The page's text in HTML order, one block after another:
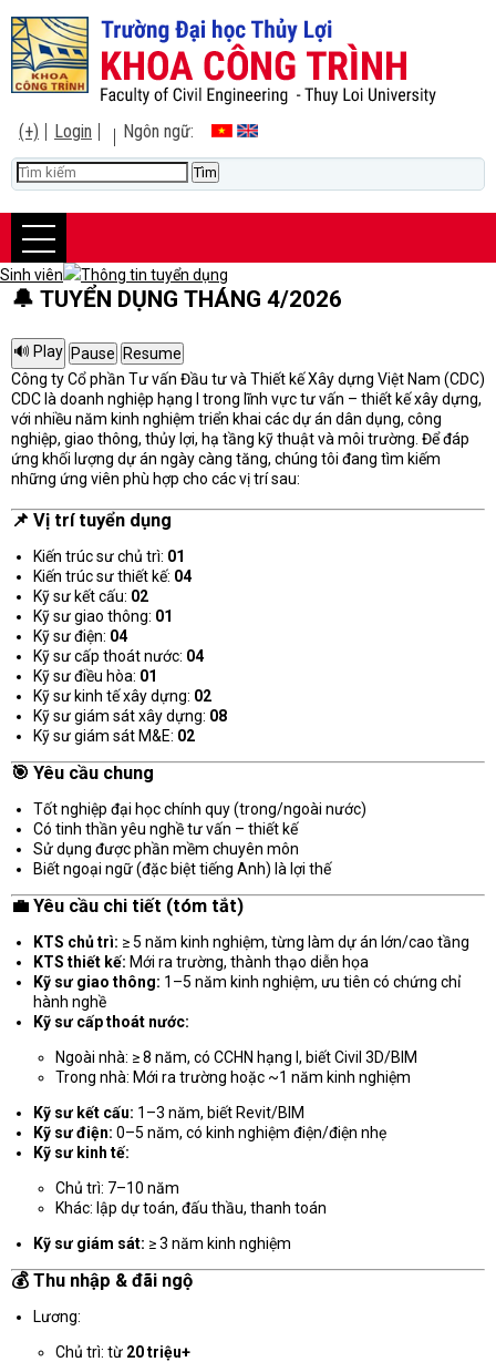
(+) Login Ngôn ngữ:
Sinh viên Thông tin tuyển dụng
🔔 TUYỂN DỤNG THÁNG 4/2026
Công ty Cổ phần Tư vấn Đầu tư và Thiết kế Xây dựng Việt Nam (CDC)
CDC là doanh nghiệp hạng I trong lĩnh vực tư vấn – thiết kế xây dựng,
với nhiều năm kinh nghiệm triển khai các dự án dân dụng, công
nghiệp, giao thông, thủy lợi, hạ tầng kỹ thuật và môi trường. Để đáp
ứng khối lượng dự án ngày càng tăng, chúng tôi đang tìm kiếm
những ứng viên phù hợp cho các vị trí sau:
📌 Vị trí tuyển dụng
Kiến trúc sư chủ trì: 01
Kiến trúc sư thiết kế: 04
Kỹ sư kết cấu: 02
Kỹ sư giao thông: 01
Kỹ sư điện: 04
Kỹ sư cấp thoát nước: 04
Kỹ sư điều hòa: 01
Kỹ sư kinh tế xây dựng: 02
Kỹ sư giám sát xây dựng: 08
Kỹ sư giám sát M&E: 02
🎯 Yêu cầu chung
Tốt nghiệp đại học chính quy (trong/ngoài nước)
Có tinh thần yêu nghề tư vấn – thiết kế
Sử dụng được phần mềm chuyên môn
Biết ngoại ngữ (đặc biệt tiếng Anh) là lợi thế
💼 Yêu cầu chi tiết (tóm tắt)
KTS chủ trì: ≥ 5 năm kinh nghiệm, từng làm dự án lớn/cao tầng
KTS thiết kế: Mới ra trường, thành thạo diễn họa
Kỹ sư giao thông: 1–5 năm kinh nghiệm, ưu tiên có chứng chỉ
hành nghề
Kỹ sư cấp thoát nước:
Ngoài nhà: ≥ 8 năm, có CCHN hạng I, biết Civil 3D/BIM
Trong nhà: Mới ra trường hoặc ~1 năm kinh nghiệm
Kỹ sư kết cấu: 1–3 năm, biết Revit/BIM
Kỹ sư điện: 0–5 năm, có kinh nghiệm điện/điện nhẹ
Kỹ sư kinh tế:
Chủ trì: 7–10 năm
Khác: lập dự toán, đấu thầu, thanh toán
Kỹ sư giám sát: ≥ 3 năm kinh nghiệm
💰 Thu nhập & đãi ngộ
Lương:
Chủ trì: từ 20 triệu+